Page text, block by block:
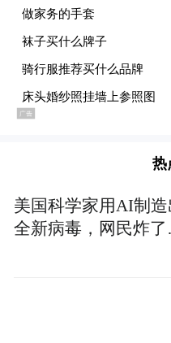
热
美国科学家用AI制造
全新病毒，网民炸